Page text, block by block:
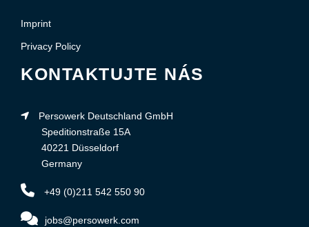
Imprint
Privacy Policy
KONTAKTUJTE NÁS
Persowerk Deutschland GmbH
Speditionstraße 15A
40221 Düsseldorf
Germany
+49 (0)211 542 550 90
jobs@persowerk.com